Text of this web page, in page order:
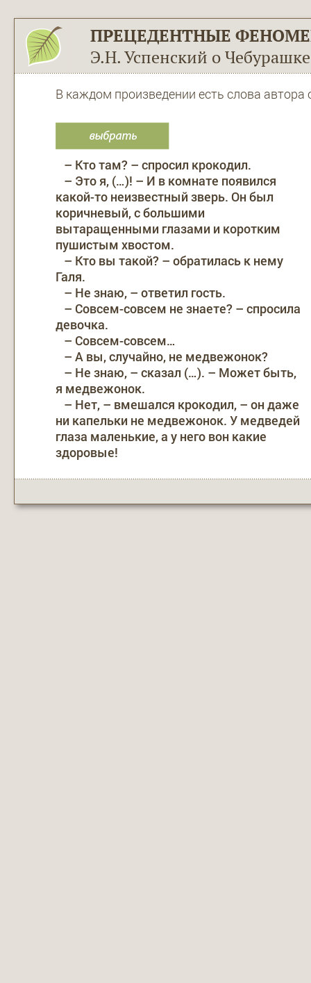
ПРЕЦЕДЕНТНЫЕ
Э.Н. Успенский о
В каждом произведении есть слова
– Кто там? – спросил крокодил.
– Это я, (…)! – И в комнате появился
какой-то неизвестный зверь. Он был
коричневый, с большими
вытаращенными глазами и коротким
пушистым хвостом.
– Кто вы такой? – обратилась к нему
Галя.
– Не знаю, – ответил гость.
– Совсем-совсем не знаете? – спросила
девочка.
– Совсем-совсем…
– А вы, случайно, не медвежонок?
– Не знаю, – сказал (…). – Может быть,
я медвежонок.
– Нет, – вмешался крокодил, – он даже
ни капельки не медвежонок. У медведей
глаза маленькие, а у него вон какие
здоровые!